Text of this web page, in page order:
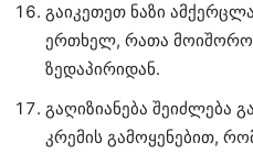
გაიკეთეთ ნაზი
ერთხელ, რათა
ზედაპირიდან.
გაღიზიანება შეიძლება
კრემის გამოყენებით,